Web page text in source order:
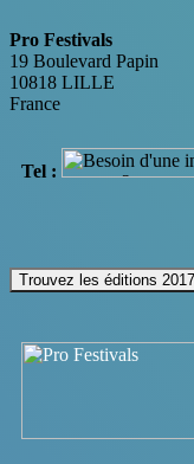
Pro Festivals
19 Boulevard Papin
10818 LILLE
France
Tel :
Trouvez les éditions